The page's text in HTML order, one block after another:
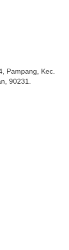
Pampang, Kec.
90231.